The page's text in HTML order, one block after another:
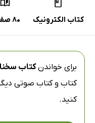
کتاب الکترونیک 80 صفحه
برای خواندنکتاب
کتاب و کتاب صوتی
کنید.